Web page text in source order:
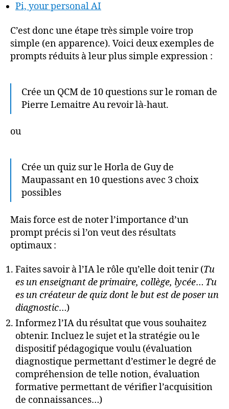
Pi, your personal AI
C’est donc une étape très simple voire trop
simple (en apparence). Voici deux exemples de
prompts réduits à leur plus simple expression :
Crée un QCM de 10 questions sur le roman de
Pierre Lemaitre Au revoir là-haut.
ou
Crée un quiz sur le Horla de Guy de
Maupassant en 10 questions avec 3 choix
possibles
Mais force est de noter l’importance d’un
prompt précis si l’on veut des résultats
optimaux :
Faites savoir à l’IA le rôle qu’elle doit tenir (Tu
es un enseignant de primaire, collège, lycée… Tu
es un créateur de quiz dont le but est de poser un
diagnostic…)
Informez l’IA du résultat que vous souhaitez
obtenir. Incluez le sujet et la stratégie ou le
dispositif pédagogique voulu (évaluation
diagnostique permettant d’estimer le degré de
compréhension de telle notion, évaluation
formative permettant de vérifier l’acquisition
de connaissances…)